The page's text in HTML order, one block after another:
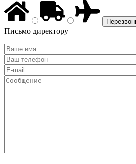
Письмо директору